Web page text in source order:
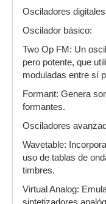
Osciladores digitales
Oscilador básico:
Two Op FM: Un
pero potente, que
moduladas entre sí
Formant: Genera
formantes.
Osciladores
Wavetable:
uso de tablas de
timbres.
Virtual Analog: